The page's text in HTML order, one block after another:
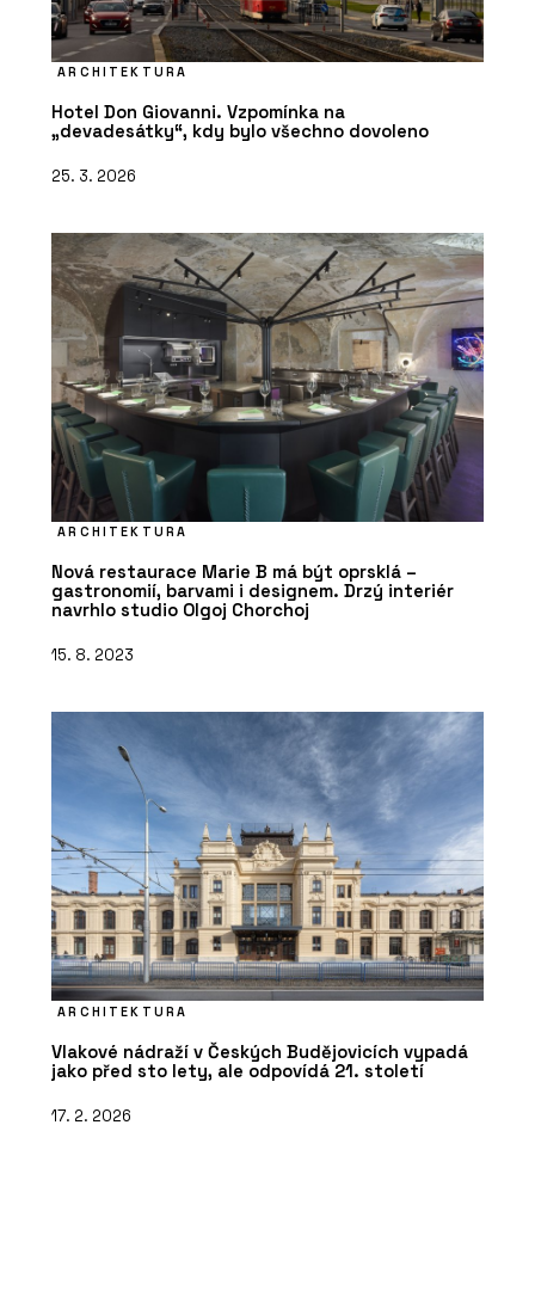
ARCHITEKTURA
Hotel Don Giovanni. Vzpomínka na
„devadesátky“, kdy bylo všechno dovoleno
25. 3. 2026
ARCHITEKTURA
Nová restaurace Marie B má být oprsklá –
gastronomií, barvami i designem. Drzý interiér
navrhlo studio Olgoj Chorchoj
15. 8. 2023
ARCHITEKTURA
Vlakové nádraží v Českých Budějovicích vypadá
jako před sto lety, ale odpovídá 21. století
17. 2. 2026